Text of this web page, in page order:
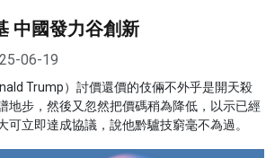
中國發力谷創新
06-19
Trump）討價還價的伎倆不外乎是開天殺
地步，然後又忽然把價碼稍為降低，以示已經
可立即達成協議，說他黔驢技窮毫不為過。